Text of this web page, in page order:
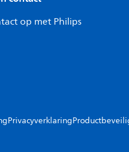
op met Philips
Privacyverklaring